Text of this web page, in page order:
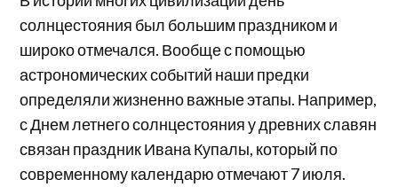
солнцестояния был большим праздником и
широко отмечался. Вообще с помощью
астрономических событий наши предки
определяли жизненно важные этапы. Например,
с Днем летнего солнцестояния у древних славян
связан праздник Ивана Купалы, который по
современному календарю отмечают 7 июля.